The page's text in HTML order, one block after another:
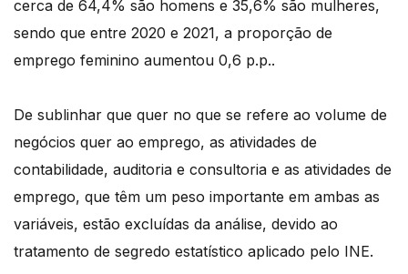
cerca de 64,4% são homens e 35,6% são mulheres,
sendo que entre 2020 e 2021, a proporção de
emprego feminino aumentou 0,6 p.p..
De sublinhar que quer no que se refere ao volume de
negócios quer ao emprego, as atividades de
contabilidade, auditoria e consultoria e as atividades de
emprego, que têm um peso importante em ambas as
variáveis, estão excluídas da análise, devido ao
tratamento de segredo estatístico aplicado pelo INE.